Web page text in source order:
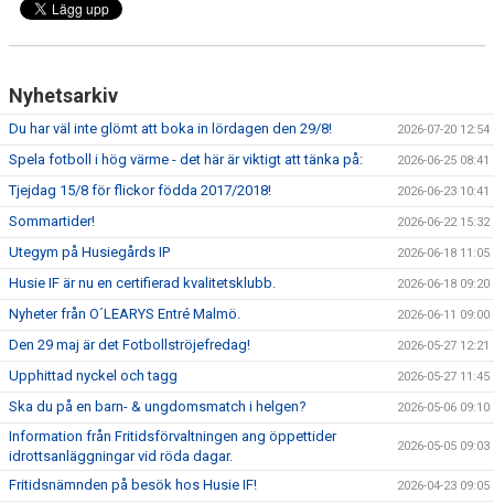
Nyhetsarkiv
Du har väl inte glömt att boka in lördagen den 29/8! 2026-07-20 12:54
Spela fotboll i hög värme - det här är viktigt att tänka på: 2026-06-25 08:41
Tjejdag 15/8 för flickor födda 2017/2018! 2026-06-23 10:41
Sommartider! 2026-06-22 15:32
Utegym på Husiegårds IP 2026-06-18 11:05
Husie IF är nu en certifierad kvalitetsklubb. 2026-06-18 09:20
Nyheter från O´LEARYS Entré Malmö. 2026-06-11 09:00
Den 29 maj är det Fotbollströjefredag! 2026-05-27 12:21
Upphittad nyckel och tagg 2026-05-27 11:45
Ska du på en barn- & ungdomsmatch i helgen? 2026-05-06 09:10
Information från Fritidsförvaltningen ang öppettider
idrottsanläggningar vid röda dagar.
2026-05-05 09:03
Fritidsnämnden på besök hos Husie IF! 2026-04-23 09:05